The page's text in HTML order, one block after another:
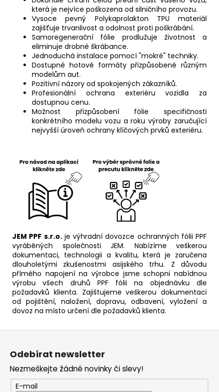
která je nejvíce poškozena od silničního provozu.
Vysoce pevný Polykaprolakton TPU materiál
zajišťuje trvanlivost a odolnost proti poškrábání.
Samoregenerační fólie prodlužuje životnost a
eliminuje drobné škrábance.
Jednoduchá instalace pomocí "mokré" techniky.
Dostupné hotové formáty přizpůsobené různým
modelům aut.
Pozitivní názory od spokojených zákazníků.
Profesionální ochrana exteriéru vozidla za
dostupnou cenu.
Možnost přizpůsobení fólie specifičnosti
konkrétního modelu vozu a roku výroby zaručující
nejvyšší úroveň ochrany klíčových prvků exteriéru.
JEM PPF s.r.o.je výhradní dovozce ochranných fólii PPF
vyráběných společnosti JEM. Nabízíme veškerou
dokumentaci, technologii a kvalitu, která je zaručena
dlouholetými zkušenostmi asijského trhu. Z důvodu
přímého napojení na výrobce jsme schopni nabídnou
výrobu všech druhů PPF fólii na objednávku dle
požadavků klienta. Zajištujeme veškerou dokumentaci
od pojištění, naložení, dopravu, odbavení, vyložení a
dovoz na místo určení dle požadavků klienta.
Odebírat newsletter
Nezmeškejte žádné novinky či slevy!
E-mail